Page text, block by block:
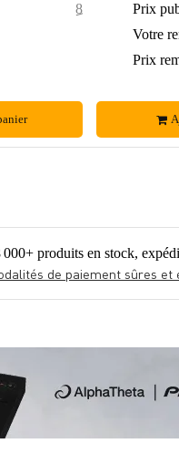
89,50 €
Prix
Votre
Prix
000+ produits en stock,
de paiement sûres et